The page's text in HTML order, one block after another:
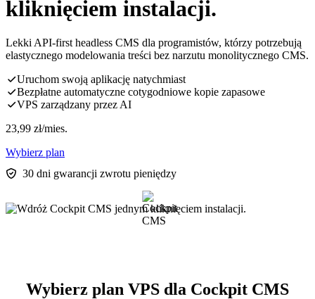
kliknięciem instalacji.
Lekki API-first headless CMS dla programistów, którzy potrzebują
elastycznego modelowania treści bez narzutu monolitycznego CMS.
Uruchom swoją aplikację natychmiast
Bezpłatne automatyczne cotygodniowe kopie zapasowe
VPS zarządzany przez AI
23,99 zł/mies.
Wybierz plan
30 dni gwarancji zwrotu pieniędzy
Wybierz plan VPS dla Cockpit CMS